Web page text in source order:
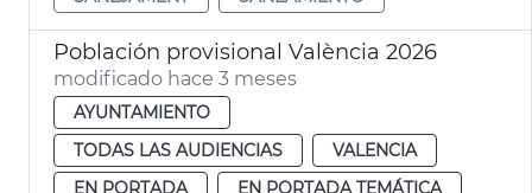
Población provisional València 2026
modificado hace 3 meses
AYUNTAMIENTO
TODAS LAS AUDIENCIAS
VALENCIA
EN PORTADA
EN PORTADA TEMÁTICA